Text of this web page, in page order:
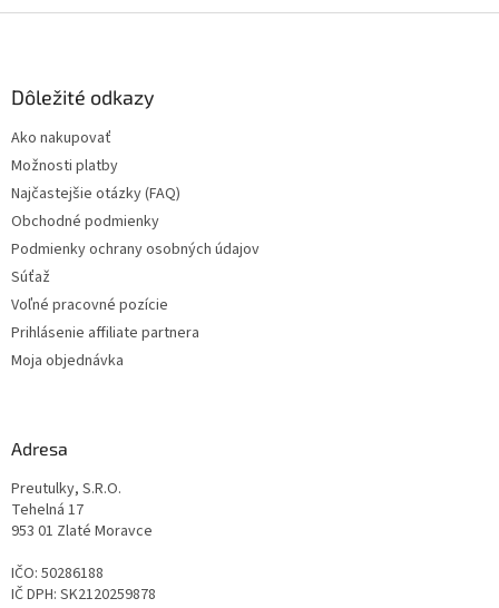
Dôležité odkazy
Ako nakupovať
Možnosti platby
Najčastejšie otázky (FAQ)
Obchodné podmienky
Podmienky ochrany osobných údajov
Súťaž
Voľné pracovné pozície
Prihlásenie affiliate partnera
Moja objednávka
Adresa
Preutulky, S.R.O.
Tehelná 17
953 01 Zlaté Moravce
IČO: 50286188
IČ DPH: SK2120259878